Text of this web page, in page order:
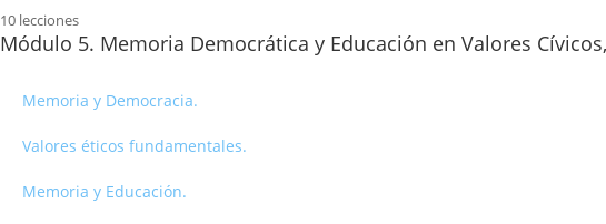
El derecho a la verdad.
Justicia para las víctimas republicanas.
Aplicación de la justicia.
La justicia transicional.
1. Un punto de partida.
3. La dictadura: 40 años de regresión.
Actividades.
LOMLE Y RRDD de mínimos.
10 lecciones
Módulo 5. Memoria Democrática y Educación en Valores
Memoria y Democracia.
Valores éticos fundamentales.
Memoria y Educación.